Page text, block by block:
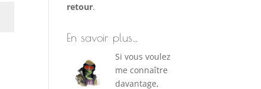
retour.
En savoir plus…
Si vous voulez
me connaître
davantage,